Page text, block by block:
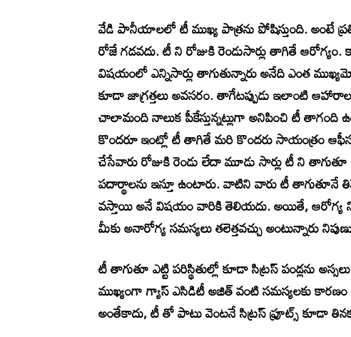
వేడి పానీయాలలో టీ ముఖ్య పాత్రను పోషిస్తుంది. అంటే
రోజే గడవదు. టీ ని రోజుకి రెండుసార్లు తాగితే
విషయంలో ఎన్నిసార్లు తాగుతున్నారు అనేది ఎంత
కూడా జాగ్రత్తలు అవసరం. తాగేటప్పుడు ఇలాంటి
చాలామంది నాలుక పీకేస్తున్నట్లుగా అనిపించి టీ
కొందరూ ఇంట్లో టీ తాగితే మరి కొందరు సాయంత్రం
చేసేవారు రోజుకి రెండు లేదా మూడు సార్లు టీ ని
పదార్థాలను ఇస్తూ ఉంటారు. వాటిని వారు టీ
వస్తాయి అనే విషయం వారికి తెలియదు. అయితే, ఆరోగ్య
మీకు అనారోగ్య సమస్యలు తలెత్తవచ్చు అంటున్నారు
టీ తాగుతూ ఎట్టి పరిస్థితుల్లో కూడా సిట్రస్ పండ్లను
ముఖ్యంగా గ్యాస్ ఎసిడిటీ అజిత్ వంటి సమస్యలకు కారణం
అంతేకాదు, టీ తో పాటు వెంటనే సిట్రస్ ఫ్రూట్స్ కూడా